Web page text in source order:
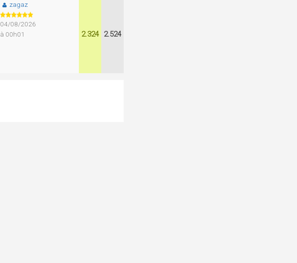
zagaz
04/08/2026
à 00h01
2.324 2.524